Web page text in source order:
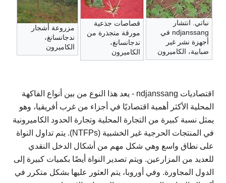
نباتي. انتشار
ndjanssang في
أجهزة نشر غير
ضبابية، الكاميرون
قصاصات جذعية
مورقة متجذرة من
ندجانسانغ،
الكاميرون
مزروعة أشجار
ندجانسانغ،
الكاميرون
اقتصاديات ndjanssang - يعد هذا النوع من بين أنواع الفاكهة
المحلية الأكثر أهمية اقتصاديًا في أجزاء من غرب أفريقيا، وهو
يمثل نسبة كبيرة من التجارة المحلية وتجارة الحدود الكاميرونية
في المنتجات الحرجية غير الخشبية (NTFPs). يتم تداول النواة
على نطاق واسع وهي شكل مهم من أشكال الدخل النقدي
للعديد من المزارعين. ويتم تصدير النواة أيضًا بكميات كبيرة إلى
الدول المجاورة. وفي أوروبا، يتم العثور عليها بشكل متكرر في